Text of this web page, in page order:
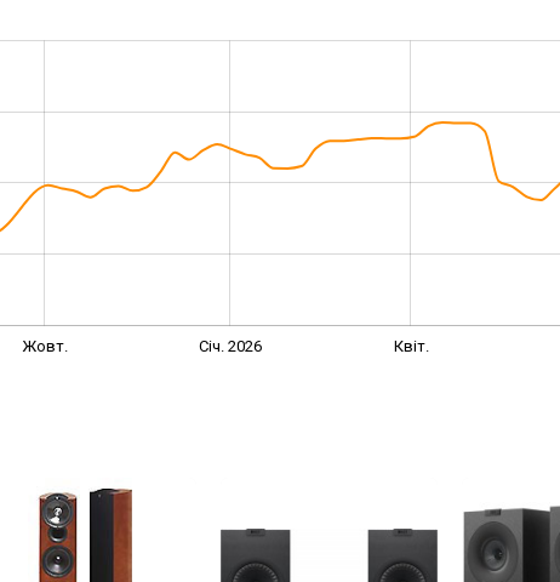
Жовт. Січ. 2026 Квіт.